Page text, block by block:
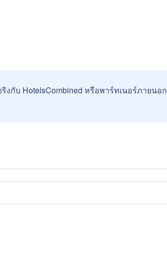
งกับ HotelsCombined หรือพาร์ทเนอร์ภายนอก